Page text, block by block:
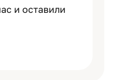
и оставили